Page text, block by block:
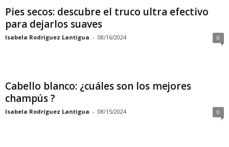
Pies secos: descubre el truco ultra efectivo
para dejarlos suaves
Isabela Rodríguez Lantigua - 08/16/2024 0
Cabello blanco: ¿cuáles son los mejores
champús ?
Isabela Rodríguez Lantigua - 08/15/2024 0